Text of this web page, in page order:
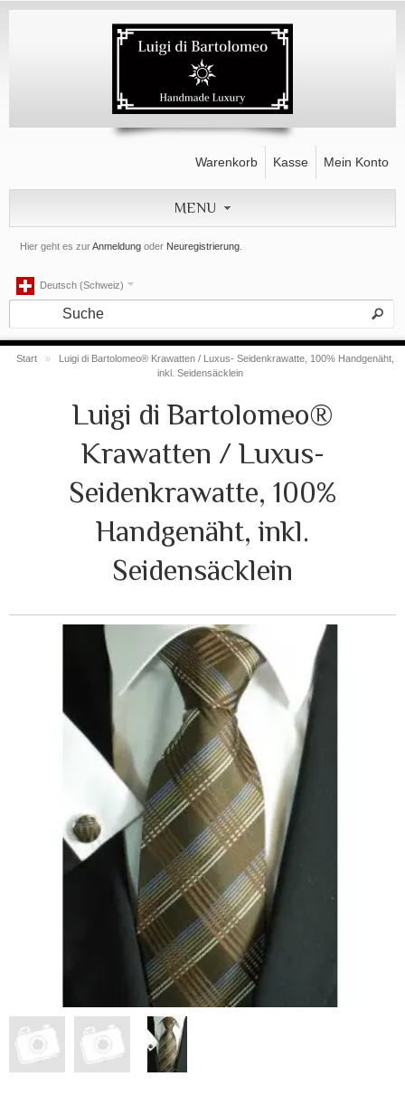
Hier geht es zurAnmeldung oder Neuregistrierung
Warenkorb Kasse Mein Konto
MENU
Deutsch (Schweiz)
Start »
Luigi di Bartolomeo® Krawatten / Luxus- Seidenkrawatte, 100% Handgenäht,
inkl. Seidensäcklein
Luigi di Bartolomeo®
Krawatten / Luxus-
Seidenkrawatte, 100%
Handgenäht, inkl.
Seidensäcklein